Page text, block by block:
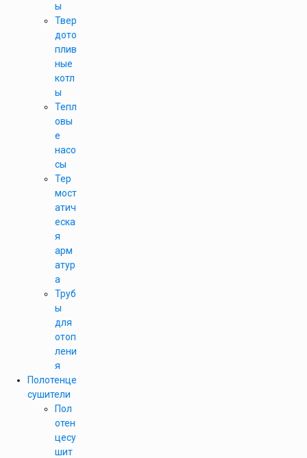
ы
Твер
дото
плив
ные
котл
ы
Тепл
овы
е
насо
сы
Тер
мост
атич
еска
я
арм
атур
а
Труб
ы
для
отоп
лени
я
Полотенце
сушители
Пол
отен
цесу
шит